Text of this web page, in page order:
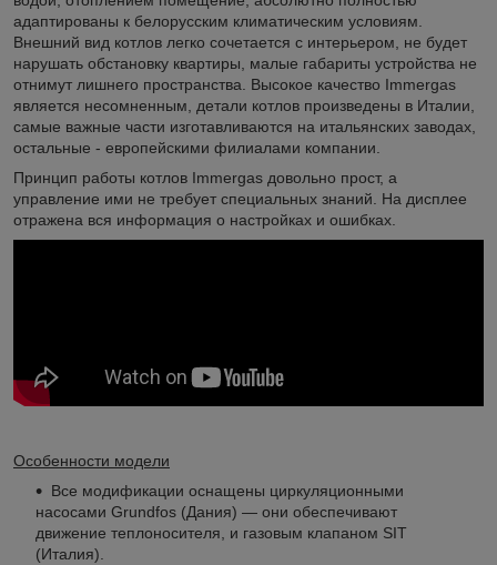
адаптированы к белорусским климатическим условиям.
Внешний вид котлов легко сочетается с интерьером, не будет
нарушать обстановку квартиры, малые габариты устройства не
отнимут лишнего пространства. Высокое качество Immergas
является несомненным, детали котлов произведены в Италии,
самые важные части изготавливаются на итальянских заводах,
остальные - европейскими филиалами компании.
Принцип работы котлов Immergas довольно прост, а
управление ими не требует специальных знаний. На дисплее
отражена вся информация о настройках и ошибках.
Особенности модели
Все модификации оснащены циркуляционными
насосами Grundfos (Дания) — они обеспечивают
движение теплоносителя, и газовым клапаном SIT
(Италия).